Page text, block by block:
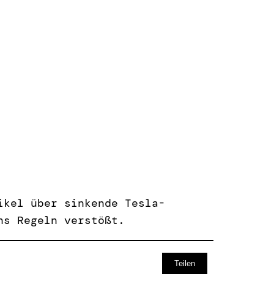
über sinkende Tesla-
Regeln verstößt.
Teilen